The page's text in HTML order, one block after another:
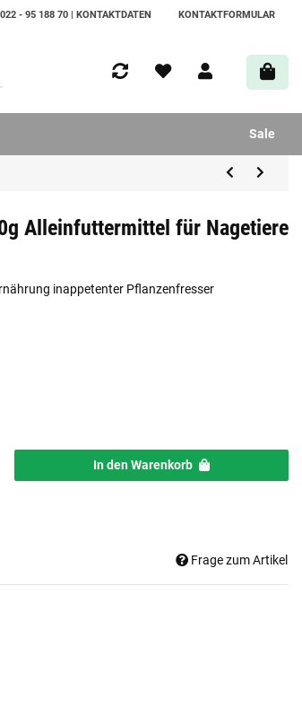
- 95 188 70 | KONTAKTDATEN KONTAKTFORMULAR
Sale
Alleinfuttermittel für Nagetiere
inappetenter Pflanzenfresser
In den Warenkorb
Frage zum Artikel